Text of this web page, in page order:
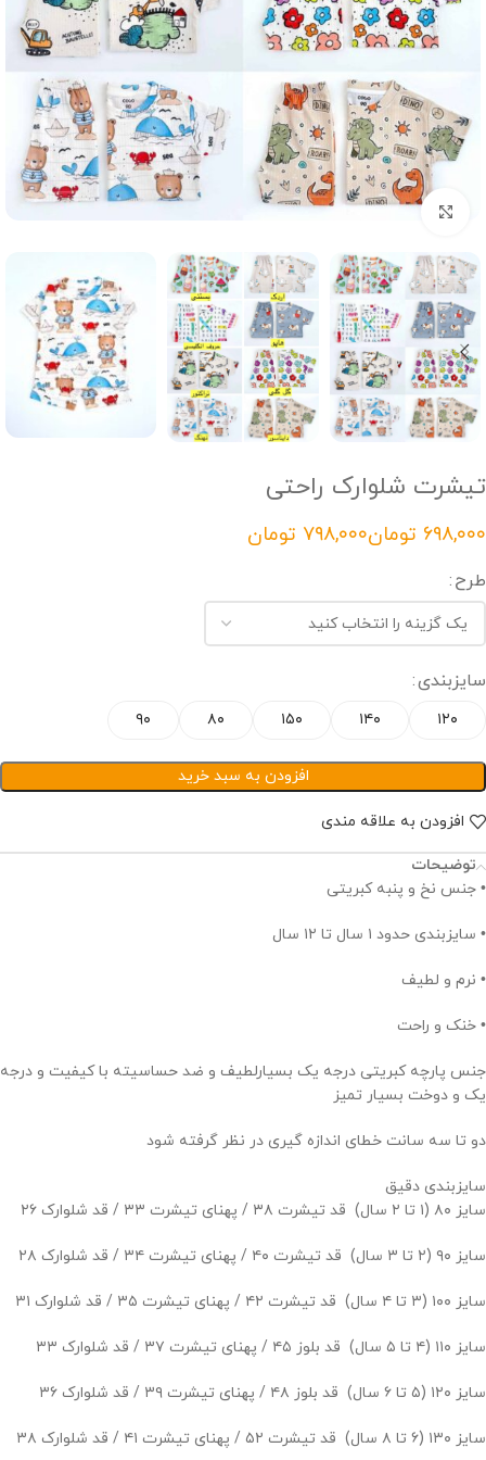
Click to enlarge
تیشرت شلوارک راحتی
تومان تومان
طرح
سایزبندی
۱۲۰ ۱۴۰ ۱۵۰ ۸۰ ۹۰
افزودن به سبد خرید
افزودن به علاقه مندی
توضیحات
• جنس نخ و پنبه کبریتی
• سایزبندی حدود ۱ سال تا ۱۲ سال
• نرم و لطیف
• خنک و راحت
جنس پارچه کبریتی درجه یک بسیارلطیف و ضد حساسیته با کیفیت و درجه
یک و دوخت بسيار تمیز
دو تا سه سانت خطای اندازه گیری در نظر گرفته شود
سایزبندی دقيق
سایز ۸۰ (۱ تا ۲ سال) قد تیشرت ۳۸ / پهنای تیشرت ۳۳ / قد شلوارک ۲۶
سایز ۹۰ (۲ تا ۳ سال) قد تیشرت ۴۰ / پهنای تیشرت ۳۴ / قد شلوارک ۲۸
سایز ۱۰۰ (۳ تا ۴ سال) قد تیشرت ۴۲ / پهنای تیشرت ۳۵ / قد شلوارک ۳۱
سایز ۱۱۰ (۴ تا ۵ سال) قد بلوز ۴۵ / پهنای تیشرت ۳۷ / قد شلوارک ۳۳
سایز ۱۲۰ (۵ تا ۶ سال) قد بلوز ۴۸ / پهنای تیشرت ۳۹ / قد شلوارک ۳۶
سایز ۱۳۰ (۶ تا ۸ سال) قد تیشرت ۵۲ / پهنای تیشرت ۴۱ / قد شلوارک ۳۸